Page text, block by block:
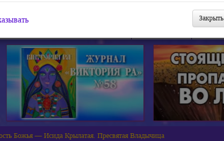
Статьи, Книги, Видео, Аудио и др.
Божья — Исида Крылатая. Пресвятая Владычица
Закрыть